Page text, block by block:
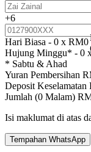
+6
Hari Biasa - 0 x RM0
Hujung Minggu* - 0
* Sabtu & Ahad
Yuran Pembersihan
Deposit Keselamatan
Jumlah (0 Malam)
Isi maklumat di atas
Tempahan WhatsApp